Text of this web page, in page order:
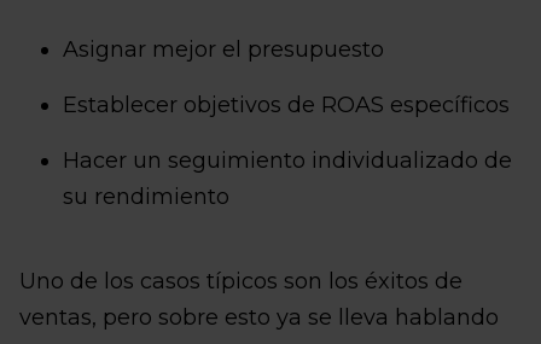
Asignar mejor el presupuesto
Establecer objetivos de ROAS específicos
Hacer un seguimiento individualizado de
su rendimiento
Uno de los casos típicos son los éxitos de
ventas, pero sobre esto ya se lleva hablando